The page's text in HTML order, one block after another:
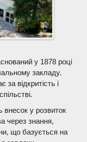
у 1878 році
закладу.
за відкритість і
внесок у розвиток
через знання,
що базується на